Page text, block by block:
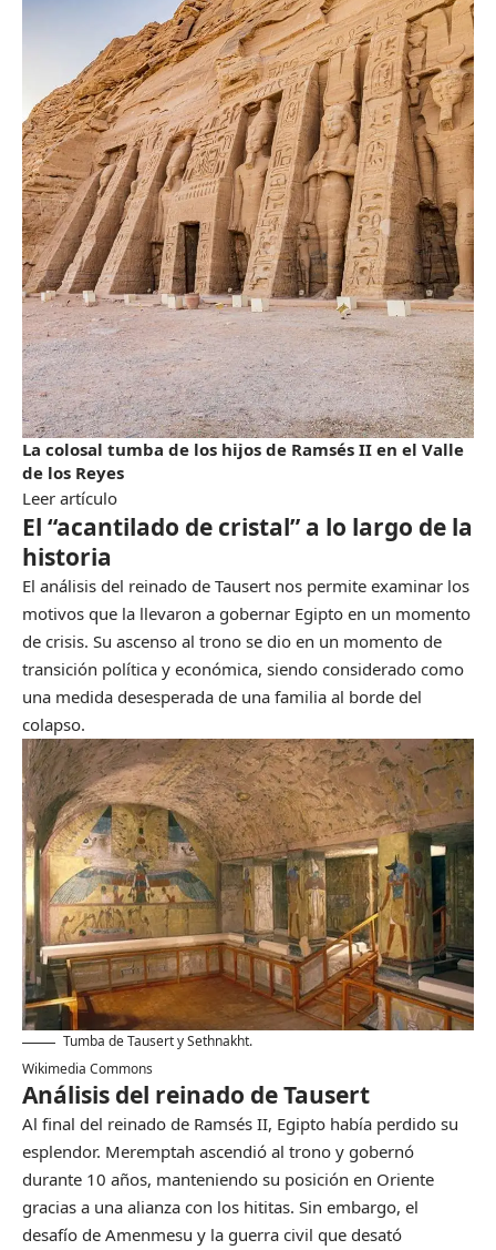
La colosal tumba de los hijos de Ramsés II en el Valle
de los Reyes
Leer artículo
El “acantilado de cristal” a lo largo de la
historia
El análisis del reinado de Tausert nos permite examinar los
motivos que la llevaron a gobernar Egipto en un momento
de crisis. Su ascenso al trono se dio en un momento de
transición política y económica, siendo considerado como
una medida desesperada de una familia al borde del
colapso.
Tumba de Tausert y Sethnakht.
Wikimedia Commons
Análisis del reinado de Tausert
Al final del reinado de Ramsés II, Egipto había perdido su
esplendor. Meremptah ascendió al trono y gobernó
durante 10 años, manteniendo su posición en Oriente
gracias a una alianza con los hititas. Sin embargo, el
desafío de Amenmesu y la guerra civil que desató